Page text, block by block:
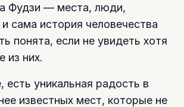
Фудзи — места, люди,
сама история человечества
понята, если не увидеть хотя
из них.
есть уникальная радость в
известных мест, которые не